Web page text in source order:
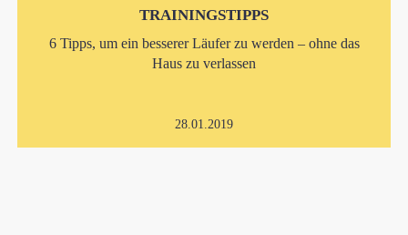
TRAININGSTIPPS
6 Tipps, um ein besserer Läufer zu werden – ohne das
Haus zu verlassen
28.01.2019